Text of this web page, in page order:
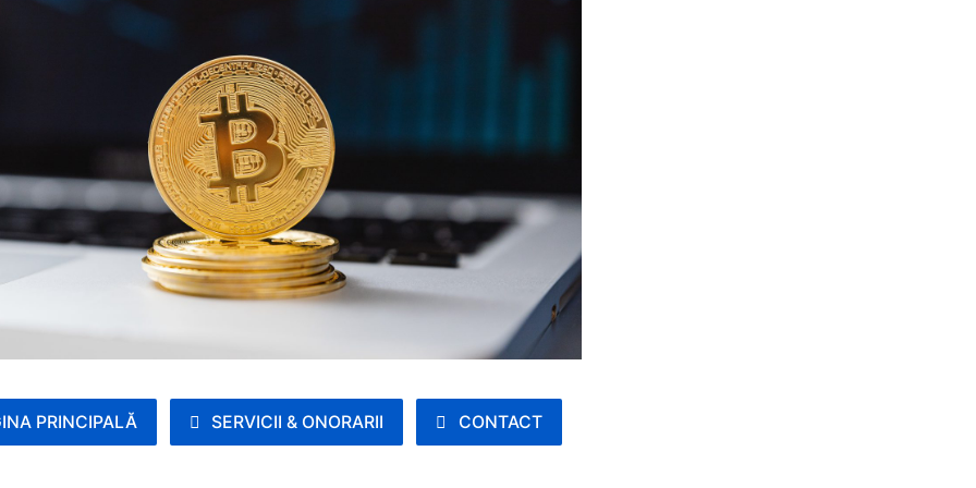
PRINCIPALĂ SERVICII & ONORARII CONTACT